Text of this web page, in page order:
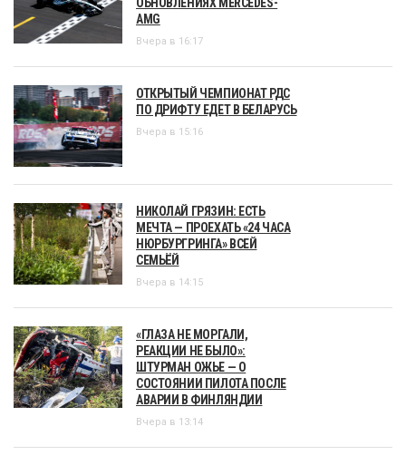
AMG
Вчера в 16:17
ОТКРЫТЫЙ ЧЕМПИОНАТ РДС
ПО ДРИФТУ ЕДЕТ В БЕЛАРУСЬ
Вчера в 15:16
НИКОЛАЙ ГРЯЗИН: ЕСТЬ
МЕЧТА — ПРОЕХАТЬ «24 ЧАСА
НЮРБУРГРИНГА» ВСЕЙ
СЕМЬЁЙ
Вчера в 14:15
«ГЛАЗА НЕ МОРГАЛИ,
РЕАКЦИИ НЕ БЫЛО»:
ШТУРМАН ОЖЬЕ — О
СОСТОЯНИИ ПИЛОТА ПОСЛЕ
АВАРИИ В ФИНЛЯНДИИ
Вчера в 13:14